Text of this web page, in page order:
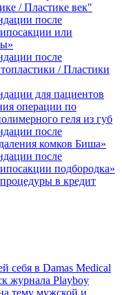
/ Пластике век"
после
или
после
/ Пластики
для пациентов
операции по
геля из губ
после
комков Биша»
после
подбородка»
в кредит
себя в Damas Medical
журнала Playboy
тему мужской и